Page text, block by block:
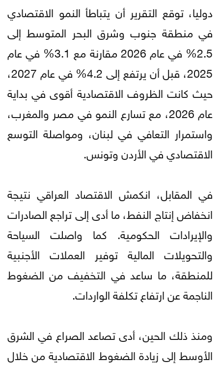
دوليا، توقع التقرير أن يتباطأ النمو الاقتصادي
في منطقة جنوب وشرق البحر المتوسط إلى
2.5% في عام 2026 مقارنة مع 3.1% في عام
2025، قبل أن يرتفع إلى 4.2% في عام 2027،
حيث كانت الظروف الاقتصادية أقوى في بداية
عام 2026، مع تسارع النمو في مصر والمغرب،
واستمرار التعافي في لبنان، ومواصلة التوسع
الاقتصادي في الأردن وتونس.
في المقابل، انكمش الاقتصاد العراقي نتيجة
انخفاض إنتاج النفط، ما أدى إلى تراجع الصادرات
والإيرادات الحكومية. كما واصلت السياحة
والتحويلات المالية توفير العملات الأجنبية
للمنطقة، ما ساعد في التخفيف من الضغوط
الناجمة عن ارتفاع تكلفة الواردات.
ومنذ ذلك الحين، أدى تصاعد الصراع في الشرق
الأوسط إلى زيادة الضغوط الاقتصادية من خلال